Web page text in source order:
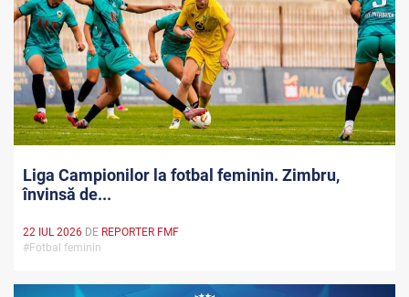
Liga Campionilor la fotbal feminin. Zimbru,
învinsă de...
22 IUL 2026 DE REPORTER FMF
#Fotbal feminin